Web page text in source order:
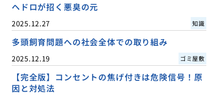
ヘドロが招く悪臭の元
2025.12.27 知識
多頭飼育問題への社会全体での取り組み
2025.12.19 ゴミ屋敷
【完全版】コンセントの焦げ付きは危険信号！原
因と対処法